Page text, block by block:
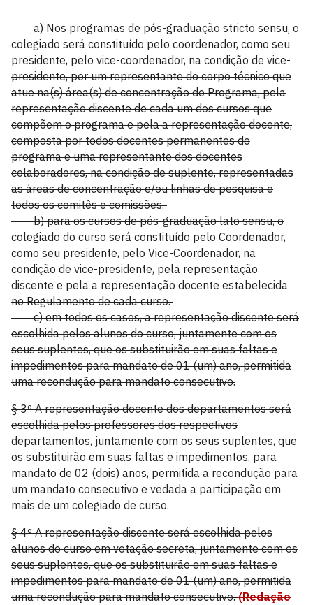
a) Nos programas de pós-graduação stricto sensu, o
colegiado será constituído pelo coordenador, como seu
presidente, pelo vice-coordenador, na condição de vice-
presidente, por um representante do corpo técnico que
atue na(s) área(s) de concentração do Programa, pela
representação discente de cada um dos cursos que
compõem o programa e pela a representação docente,
composta por todos docentes permanentes do
programa e uma representante dos docentes
colaboradores, na condição de suplente, representadas
as áreas de concentração e/ou linhas de pesquisa e
todos os comitês e comissões.
b) para os cursos de pós-graduação lato sensu, o
colegiado do curso será constituído pelo Coordenador,
como seu presidente, pelo Vice-Coordenador, na
condição de vice-presidente, pela representação
discente e pela a representação docente estabelecida
no Regulamento de cada curso.
c) em todos os casos, a representação discente será
escolhida pelos alunos do curso, juntamente com os
seus suplentes, que os substituirão em suas faltas e
impedimentos para mandato de 01 (um) ano, permitida
uma recondução para mandato consecutivo.
§ 3º A representação docente dos departamentos será
escolhida pelos professores dos respectivos
departamentos, juntamente com os seus suplentes, que
os substituirão em suas faltas e impedimentos, para
mandato de 02 (dois) anos, permitida a recondução para
um mandato consecutivo e vedada a participação em
mais de um colegiado de curso.
§ 4º A representação discente será escolhida pelos
alunos do curso em votação secreta, juntamente com os
seus suplentes, que os substituirão em suas faltas e
impedimentos para mandato de 01 (um) ano, permitida
uma recondução para mandato consecutivo.(Redação